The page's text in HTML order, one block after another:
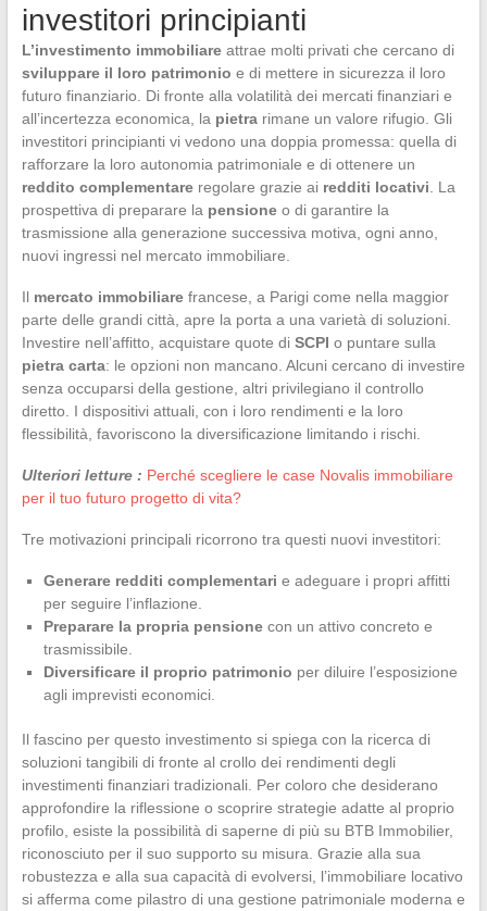
investitori principianti
L’investimento immobiliareattrae molti privati che cercano di
sviluppare il loro patrimonio e di mettere in sicurezza il loro
futuro finanziario. Di fronte alla volatilità dei mercati finanziari e
all’incertezza economica, la pietrarimane un valore rifugio. Gli
investitori principianti vi vedono una doppia promessa: quella di
rafforzare la loro autonomia patrimoniale e di ottenere un
reddito complementareregolare grazie ai redditi locativi . La
prospettiva di preparare la pensioneo di garantire la
trasmissione alla generazione successiva motiva, ogni anno,
nuovi ingressi nel mercato immobiliare.
Il mercato immobiliarefrancese, a Parigi come nella maggior
parte delle grandi città, apre la porta a una varietà di soluzioni.
Investire nell’affitto, acquistare quote di SCPI o puntare sulla
pietra carta: le opzioni non mancano. Alcuni cercano di investire
senza occuparsi della gestione, altri privilegiano il controllo
diretto. I dispositivi attuali, con i loro rendimenti e la loro
flessibilità, favoriscono la diversificazione limitando i rischi.
Ulteriori letture : Perché scegliere le case Novalis immobiliare
per il tuo futuro progetto di vita?
Tre motivazioni principali ricorrono tra questi nuovi investitori:
Generare redditi complementari e adeguare i propri affitti
per seguire l’inflazione.
Preparare la propria pensionecon un attivo concreto e
trasmissibile.
Diversificare il proprio patrimonio per diluire l’esposizione
agli imprevisti economici.
Il fascino per questo investimento si spiega con la ricerca di
soluzioni tangibili di fronte al crollo dei rendimenti degli
investimenti finanziari tradizionali. Per coloro che desiderano
approfondire la riflessione o scoprire strategie adatte al proprio
profilo, esiste la possibilità di saperne di più su BTB Immobilier,
riconosciuto per il suo supporto su misura. Grazie alla sua
robustezza e alla sua capacità di evolversi, l’immobiliare locativo
si afferma come pilastro di una gestione patrimoniale moderna e